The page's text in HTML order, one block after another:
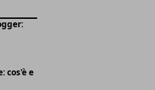
cos'è e